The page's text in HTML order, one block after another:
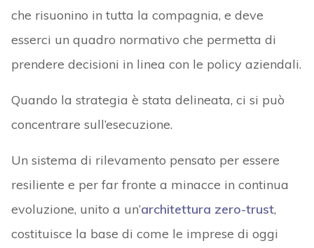
che risuonino in tutta la compagnia, e deve
esserci un quadro normativo che permetta di
prendere decisioni in linea con le policy aziendali.
Quando la strategia è stata delineata, ci si può
concentrare sull’esecuzione.
Un sistema di rilevamento pensato per essere
resiliente e per far fronte a minacce in continua
evoluzione, unito a un’architettura zero-trust,
costituisce la base di come le imprese di oggi